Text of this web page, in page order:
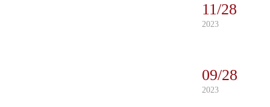
11/28
2023
09/28
2023